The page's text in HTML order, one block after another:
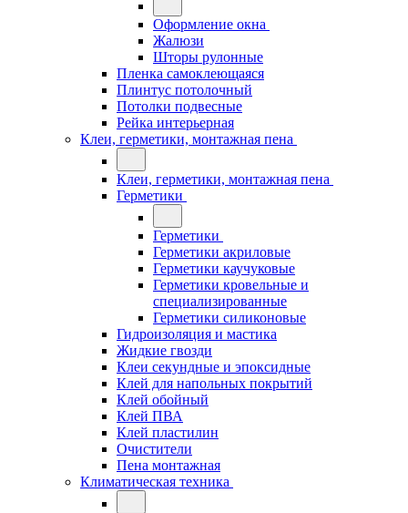
Оформление окна
Жалюзи
Шторы рулонные
Пленка самоклеющаяся
Плинтус потолочный
Потолки подвесные
Рейка интерьерная
Клеи, герметики, монтажная пена
Клеи, герметики, монтажная пена
Герметики
Герметики
Герметики акриловые
Герметики каучуковые
Герметики кровельные и
специализированные
Герметики силиконовые
Гидроизоляция и мастика
Жидкие гвозди
Клеи секундные и эпоксидные
Клей для напольных покрытий
Клей обойный
Клей ПВА
Клей пластилин
Очистители
Пена монтажная
Климатическая техника